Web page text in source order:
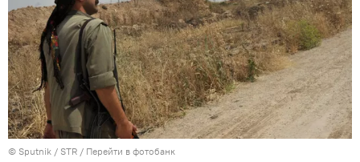
© Sputnik / STR / Перейти в фотобанк